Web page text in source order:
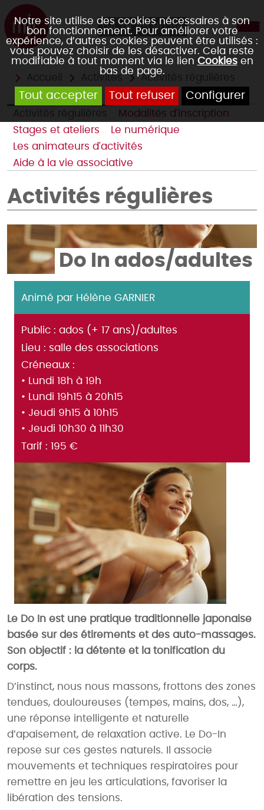
Notre site utilise des cookies nécessaires à son
bon fonctionnement. Pour améliorer votre
expérience, d’autres cookies peuvent être utilisés :
vous pouvez choisir de les désactiver. Cela reste
modifiable à tout moment via le lien Cookiesen
bas de page.
Tout accepter Tout refuser Configurer
04 78 45 90 54
Activités Activités régulières
Modalités d'inscription
Stages et ateliers
Le numérique
Les animateurs d'activités
Aide à la vie associative
Activités régulières
Do In ados/adultes
Animé par Hélène GARNIER
Public : ados (+ 17 ans)/adultes
Lieu : salle des associations
Créneaux :
• Lundi 18h à 19h
• Lundi 19h15 à 20h15
• Jeudi 9h15 à 10h15
• Jeudi 10h30 à 11h30
Tarif : 195 €
Le Do In est une pratique traditionnelle japonaise
basée sur des étirements et des auto-massages.
Son objectif : la détente et la tonification du
corps.
D’instinct, nous nous massons, frottons des zones
tendues, douloureuses (tempes, mains, dos, …),
une réponse intelligente et naturelle
d’apaisement, de relaxation active. Le Do-In
repose sur ces gestes naturels. Il associe
mouvements et techniques respiratoires pour
remettre en jeu les articulations, favoriser la
libération des tensions.